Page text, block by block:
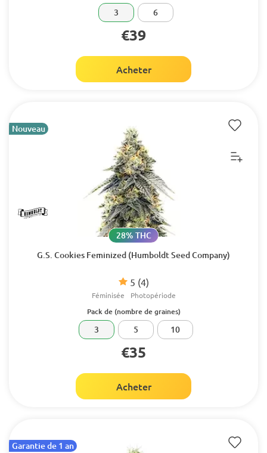
3 6
€39
Acheter
Nouveau
G.S. Cookies Feminized (Humboldt Seed Company)
5 (4)
28% THC
Féminisée Photopériode
Pack de (nombre de graines)
3 5 10
€35
Acheter
Garantie de 1 an